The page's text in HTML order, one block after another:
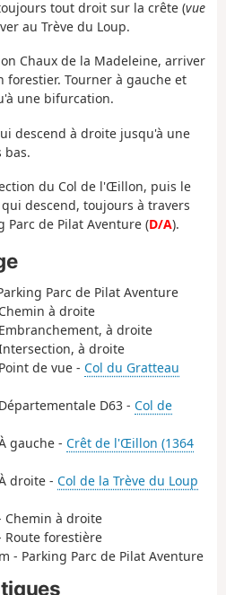
tout droit sur la crête (vue
au Trève du Loup.
Chaux de la Madeleine, arriver
Tourner à gauche et
une bifurcation.
descend à droite jusqu'à une
bas.
du Col de l'Œillon, puis le
descend, toujours à travers
Parc de Pilat Aventure (D/A).
Parc de Pilat Aventure
à droite
à droite
à droite
de vue - Col du Gratteau
D63 - Col de
gauche - Crêt de l'Œillon (1364
droite - Col de la Trève du Loup
Chemin à droite
Route forestière
- Parking Parc de Pilat Aventure